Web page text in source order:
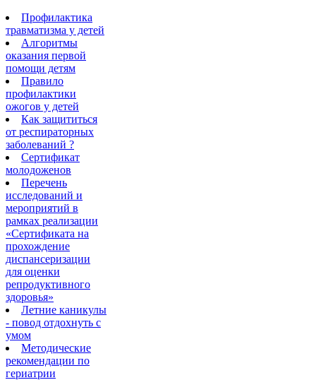
Профилактика
травматизма у детей
Алгоритмы
оказания первой
помощи детям
Правило
профилактики
ожогов у детей
Как защититься
от респираторных
заболеваний ?
Сертификат
молодоженов
Перечень
исследований и
мероприятий в
рамках реализации
«Сертификата на
прохождение
диспансеризации
для оценки
репродуктивного
здоровья»
Летние каникулы
- повод отдохнуть с
умом
Методические
рекомендации по
гериатрии